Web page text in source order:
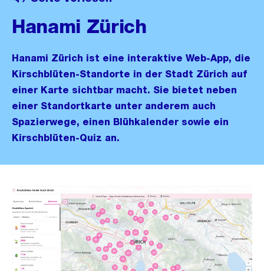
Hanami Zürich
Hanami Zürich ist eine interaktive Web-App, die
Kirschblüten-Standorte in der Stadt Zürich auf
einer Karte sichtbar macht. Sie bietet neben
einer Standortkarte unter anderem auch
Spazierwege, einen Blühkalender sowie ein
Kirschblüten-Quiz an.